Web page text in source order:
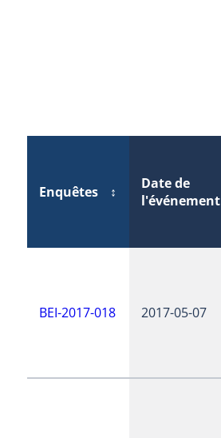
Enquêtes ↕
Date de
l'événement
BEI-2017-018 2017-05-07